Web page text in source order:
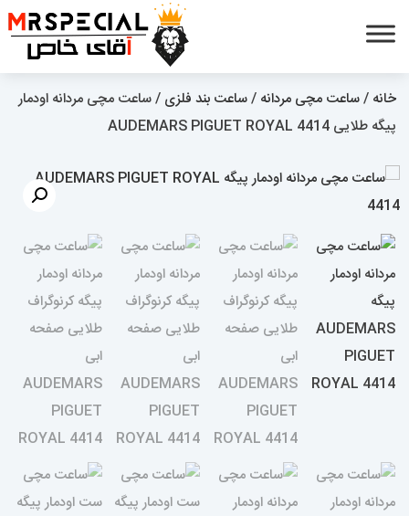
خانه /ساعت مچی مردانه /ساعت بند فلزی / ساعت مچی مردانه اودمار
پیگه طلایی AUDEMARS PIGUET ROYAL 4414